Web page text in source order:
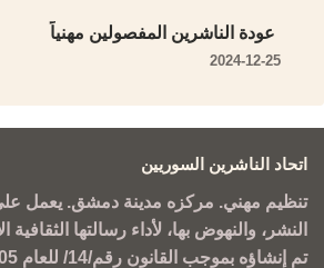
عودة الناشرين المفصولين مهنياً
2024-12-25
اتحاد الناشرين السوريين
تنظيم مهني. مركزه مدينة دمشق. يعمل
النشر، والنهوض بها، لأداء رسالتها الثقافية